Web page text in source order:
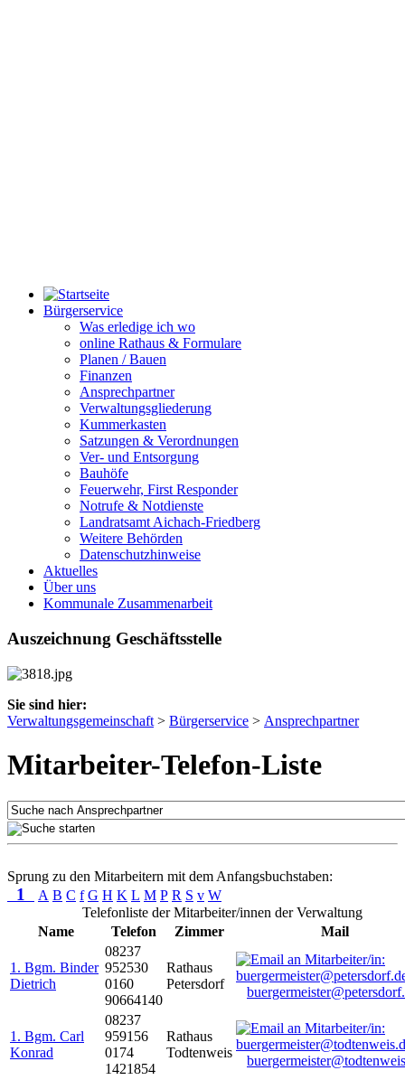
Bürgerservice
Was erledige ich wo
online Rathaus & Formulare
Planen / Bauen
Finanzen
Ansprechpartner
Verwaltungsgliederung
Kummerkasten
Satzungen & Verordnungen
Ver- und Entsorgung
Bauhöfe
Feuerwehr, First Responder
Notrufe & Notdienste
Landratsamt Aichach-Friedberg
Weitere Behörden
Datenschutzhinweise
Aktuelles
Über uns
Kommunale Zusammenarbeit
Auszeichnung Geschäftsstelle
Sie sind hier:
Verwaltungsgemeinschaft > Bürgerservice > Ansprechpartner
Mitarbeiter-Telefon-Liste
Sprung zu den Mitarbeitern mit dem Anfangsbuchstaben:
1 A B C f G H K L M P R S v W
Telefonliste der Mitarbeiter/innen der Verwaltung
Name
Telefon Zimmer Mail
1. Bgm. Binder
Dietrich
08237
952530
0160
90664140
Rathaus
Petersdorf
1. Bgm. Carl
Konrad
08237
959156
0174
1421854
Rathaus
Todtenweis